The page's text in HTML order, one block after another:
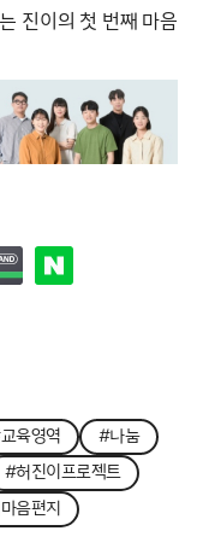
진이의 첫 번째 마음
육영역
#나눔
#허진이프로젝트
음편지